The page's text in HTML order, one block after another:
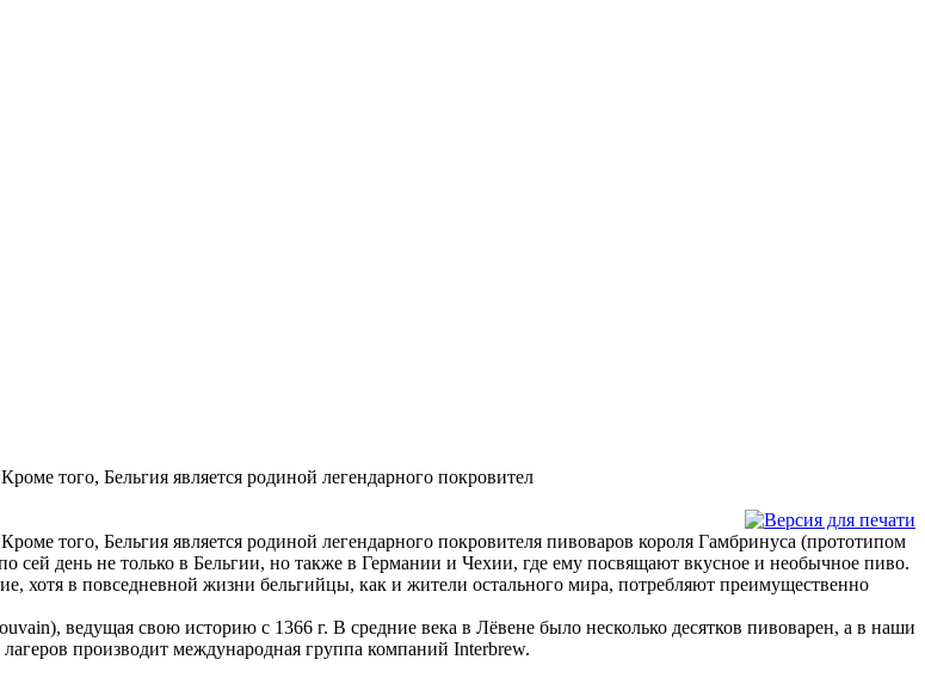
того, Бельгия является родиной легендарного покровител
того, Бельгия является родиной легендарного покровителя пивоваров короля Гамбринуса (прототипом
день не только в Бельгии, но также в Германии и Чехии, где ему посвящают вкусное и необычное пиво.
хотя в повседневной жизни бельгийцы, как и жители остального мира, потребляют преимущественно
ведущая свою историю с 1366 г. В средние века в Лёвене было несколько десятков пивоварен, а в наши
производит международная группа компаний Interbrew.